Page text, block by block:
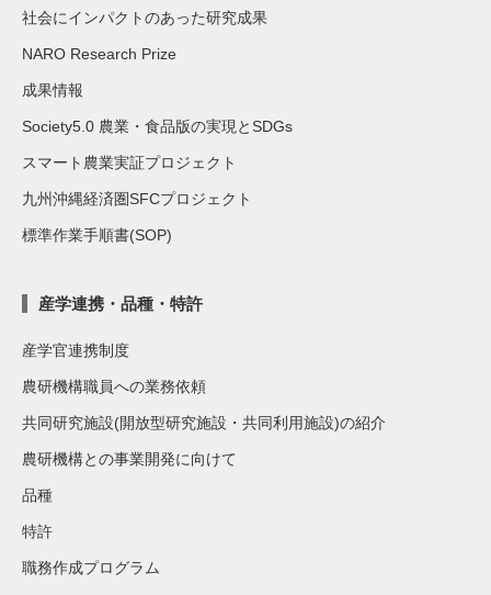
社会にインパクトのあった研究成果
NARO Research Prize
成果情報
Society5.0 農業・食品版の実現とSDGs
スマート農業実証プロジェクト
九州沖縄経済圏SFCプロジェクト
標準作業手順書(SOP)
産学連携・品種・特許
産学官連携制度
農研機構職員への業務依頼
共同研究施設(開放型研究施設・共同利用施設)の紹介
農研機構との事業開発に向けて
品種
特許
職務作成プログラム